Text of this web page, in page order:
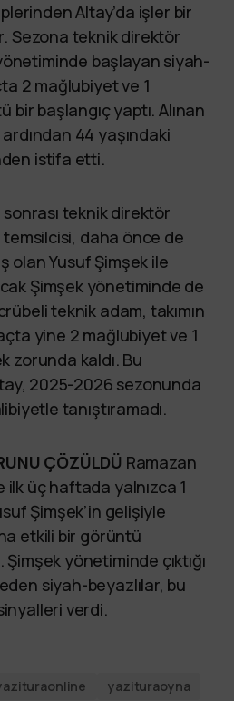
Altay’da işler bir
Sezona teknik direktör
başlayan siyah-
2 mağlubiyet ve 1
başlangıç yaptı. Alınan
44 yaşındaki
istifa etti.
sonrası teknik direktör
temsilcisi, daha önce de
olan Yusuf Şimşek ile
Şimşek yönetiminde de
teknik adam, takımın
yine 2 mağlubiyet ve 1
zorunda kaldı. Bu
2025-2026 sezonunda
tanıştıramadı.
ÇÖZÜLDÜ Ramazan
üç haftada yalnızca 1
Şimşek’in gelişiyle
etkili bir görüntü
yönetiminde çıktığı
siyah-beyazlılar, bu
verdi.
yazituraoyna